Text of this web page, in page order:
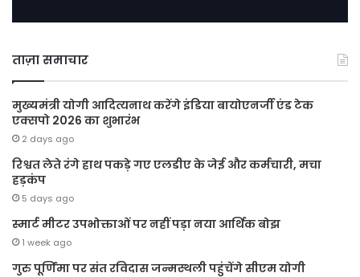
ताज़ा समाचार
मुख्यमंत्री योगी आदित्यनाथ करेंगे इंडिया बायोएनर्जी एंड टेक
एक्सपो 2026 का शुभारंभ
2 days ago
रिश्वत लेते रंगे हाथ पकड़े गए एलडीए के जेई और कर्मचारी, मचा
हड़कंप
5 days ago
स्मार्ट मीटर उपभोक्ताओं पर नहीं पड़ा नया आर्थिक बोझ
1 week ago
गुरु पूर्णिमा पर संत रविदास जन्मस्थली पहुंचेंगे सीएम योगी